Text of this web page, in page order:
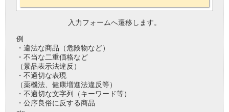
入力フォームへ遷移します。
例
・違法な商品（危険物など）
・不当な二重価格など
（景品表示法違反）
・不適切な表現
（薬機法、健康増進法違反等）
・不適切な文字列（キーワード等）
・公序良俗に反する商品